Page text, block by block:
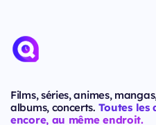
Films, séries, animes,
albums, concerts. Toutes les
encore, au même endroit.